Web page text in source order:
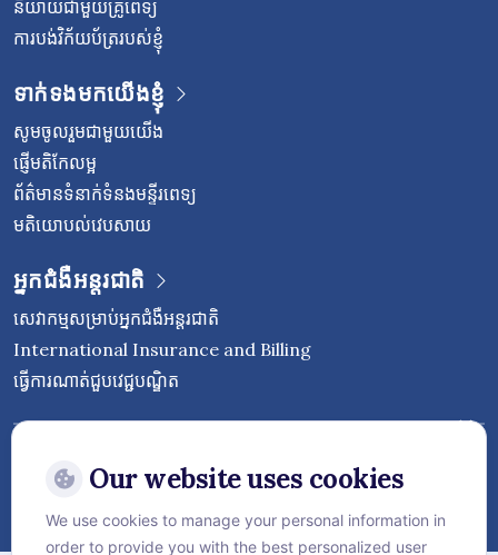
និយាយជាមួយគ្រូពេទ្យ
ការបង់វិក័យប័ត្ររបស់ខ្ញុំ
ទាក់ទងមកយើងខ្ញុំ
សូមចូលរួមជាមួយយើង
ផ្ញើមតិកែលម្អ
ព័ត៌មានទំនាក់ទំនងមន្ទីរពេទ្យ
មតិយោបល់វេបសាយ
អ្នកជំងឺអន្តរជាតិ
សេវាកម្មសម្រាប់អ្នកជំងឺអន្តរជាតិ
International Insurance and Billing
ធ្វើការណាត់ជួបវេជ្ជបណ្ឌិត
Follow Vejthani International
HospitalOur website uses cookies
We use cookies to manage your personal information in
order to provide you with the best personalized user